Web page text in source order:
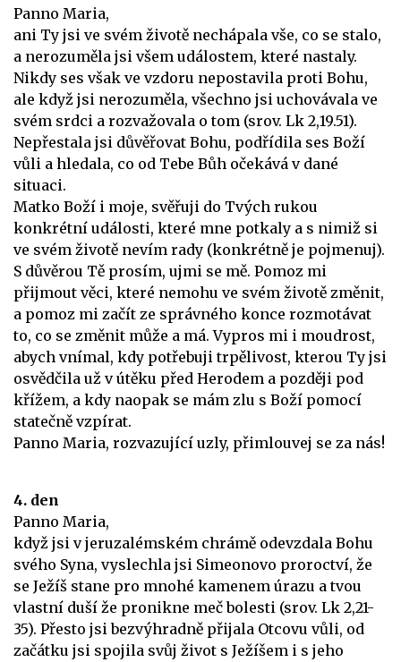
Panno Maria,
ani Ty jsi ve svém životě nechápala vše, co se stalo,
a nerozuměla jsi všem událostem, které nastaly.
Nikdy ses však ve vzdoru nepostavila proti Bohu,
ale když jsi nerozuměla, všechno jsi uchovávala ve
svém srdci a rozvažovala o tom (srov. Lk 2,19.51).
Nepřestala jsi důvěřovat Bohu, podřídila ses Boží
vůli a hledala, co od Tebe Bůh očekává v dané
situaci.
Matko Boží i moje, svěřuji do Tvých rukou
konkrétní události, které mne potkaly a s nimiž si
ve svém životě nevím rady (konkrétně je pojmenuj).
S důvěrou Tě prosím, ujmi se mě. Pomoz mi
přijmout věci, které nemohu ve svém životě změnit,
a pomoz mi začít ze správného konce rozmotávat
to, co se změnit může a má. Vypros mi i moudrost,
abych vnímal, kdy potřebuji trpělivost, kterou Ty jsi
osvědčila už v útěku před Herodem a později pod
křížem, a kdy naopak se mám zlu s Boží pomocí
statečně vzpírat.
Panno Maria, rozvazující uzly, přimlouvej se za nás!
4. den
Panno Maria,
když jsi v jeruzalémském chrámě odevzdala Bohu
svého Syna, vyslechla jsi Simeonovo proroctví, že
se Ježíš stane pro mnohé kamenem úrazu a tvou
vlastní duší že pronikne meč bolesti (srov. Lk 2,21-
35). Přesto jsi bezvýhradně přijala Otcovu vůli, od
začátku jsi spojila svůj život s Ježíšem i s jeho